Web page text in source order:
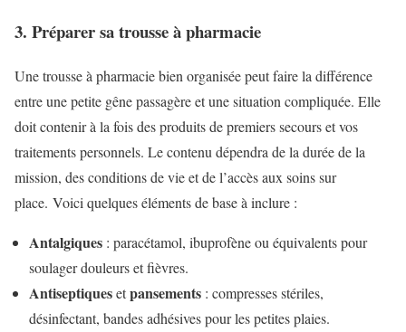
3. Préparer sa trousse à pharmacie
Une trousse à pharmacie bien organisée peut faire la différence
entre une petite gêne passagère et une situation compliquée. Elle
doit contenir à la fois des produits de premiers secours et vos
traitements personnels. Le contenu dépendra de la durée de la
mission, des conditions de vie et de l’accès aux soins sur
place. Voici quelques éléments de base à inclure :
Antalgiques : paracétamol, ibuprofène ou équivalents pour
soulager douleurs et fièvres.
Antiseptiquesetpansements : compresses stériles,
désinfectant, bandes adhésives pour les petites plaies.